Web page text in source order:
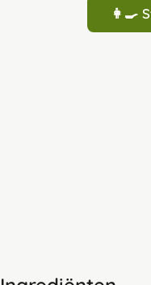
👩‍🍳